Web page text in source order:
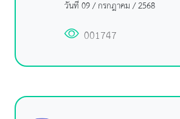
วันที่ 09 / กรกฎาคม / 2568
001747